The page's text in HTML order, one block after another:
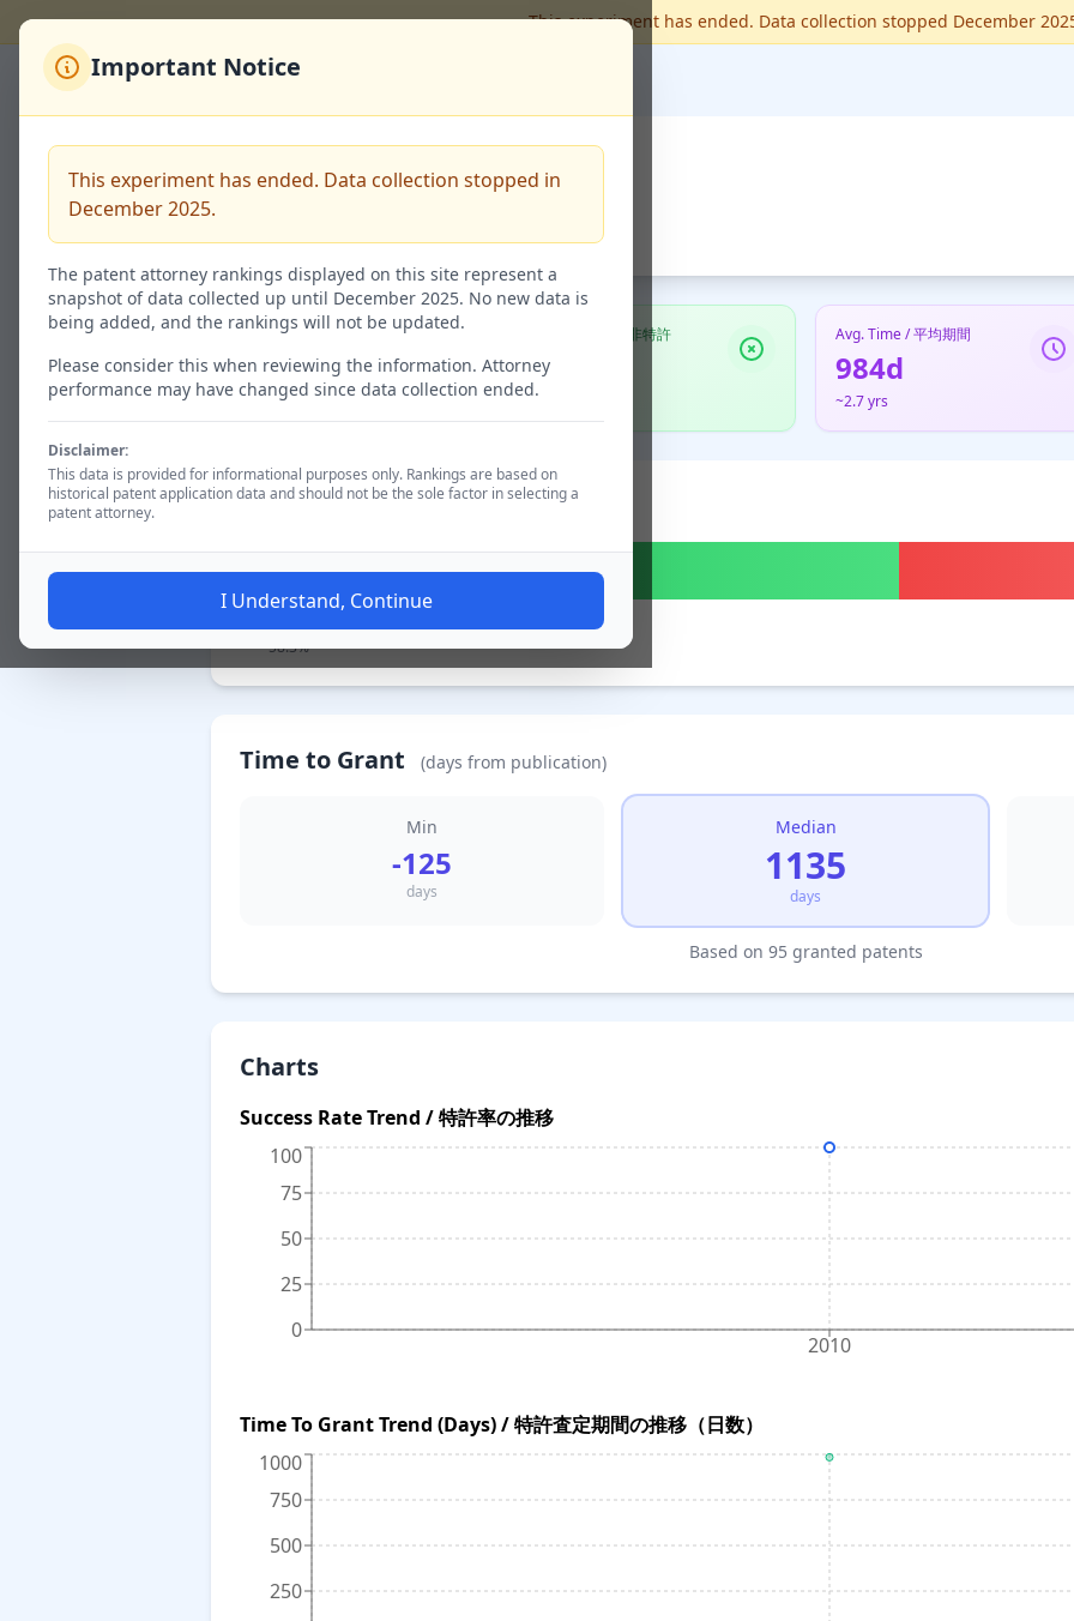
Important Notice
This experiment has ended. Data collection stopped in
December 2025.
The patent attorney rankings displayed on this site represent a
snapshot of data collected up until December 2025. No new data is
being added, and the rankings will not be updated.
Please consider this when reviewing the information. Attorney
performance may have changed since data collection ended.
Disclaimer:
This data is provided for informational purposes only. Rankings are based on
historical patent application data and should not be the sole factor in selecting a
patent attorney.
I Understand, Continue
This experiment has ended. Data collection stopped December
野口 賢照
Granted / 特許査定
95
58.3% of total
Not Granted / 非特許
68
41.7%
Avg. Time / 平均期間
984d
~2.7 yrs
Patent Status
95 Granted / 特許査定
58.3%
Time to Grant (days from publication)
Min
-125
days
Median
1135
days
Based on 95 granted patents
Charts
Success Rate Trend / 特許率の推移
2010
0
25
50
75
100
Time To Grant Trend (Days) / 特許査定期間の推移（日数）
250
500
750
1000